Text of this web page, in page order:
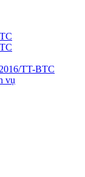
TT-BTC
vụ